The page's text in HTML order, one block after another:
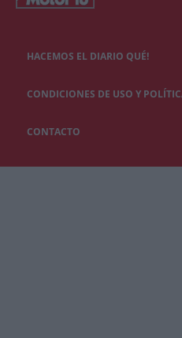
HACEMOS EL DIARIO QUÉ!
CONDICIONES DE USO Y
CONTACTO